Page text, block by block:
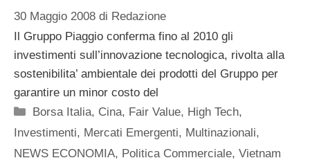
30 Maggio 2008 di Redazione
Il Gruppo Piaggio conferma fino al 2010 gli
investimenti sull’innovazione tecnologica, rivolta alla
sostenibilita’ ambientale dei prodotti del Gruppo per
garantire un minor costo del
Categorie
Borsa Italia, Cina, Fair Value, High Tech,
Investimenti, Mercati Emergenti, Multinazionali,
NEWS ECONOMIA, Politica Commerciale, Vietnam